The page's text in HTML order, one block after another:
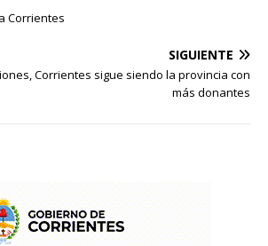
Corrientes
SIGUIENTE
Corrientes sigue siendo la provincia con
más donantes